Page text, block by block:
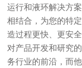
运行和液环解决方
相结合，为您的特
造过程更快、更安
对产品开发和研究
务行业的前沿，而